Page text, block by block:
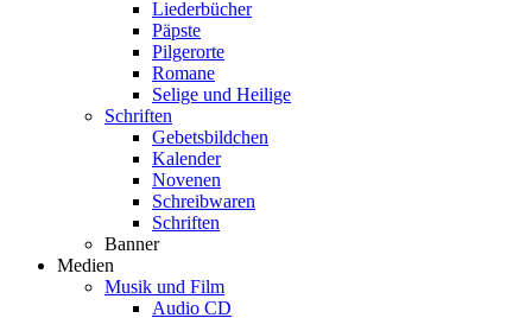
Liederbücher
Päpste
Pilgerorte
Romane
Selige und Heilige
Schriften
Gebetsbildchen
Kalender
Novenen
Schreibwaren
Schriften
Banner
Medien
Musik und Film
Audio CD